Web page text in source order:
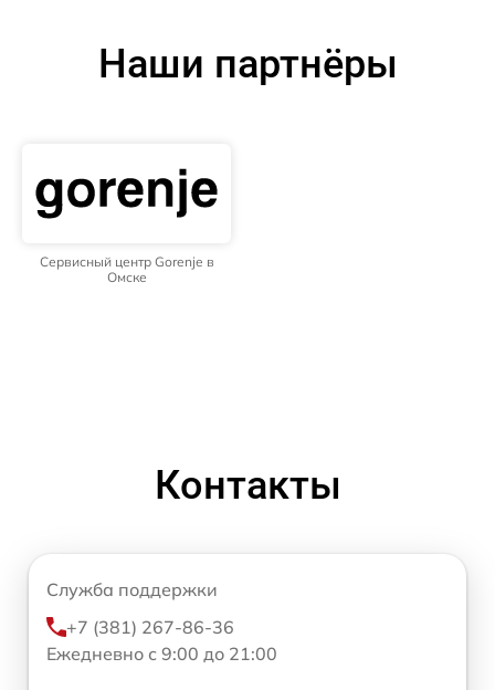
Наши партнёры
Сервисный центр Gorenje в
Омске
Контакты
Служба поддержки
+7 (381) 267-86-36
Ежедневно с 9:00 до 21:00